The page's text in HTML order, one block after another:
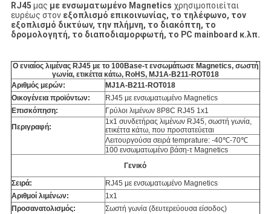
RJ45 μας με ενσωματωμένο Magnetics χρησιμοποιείται
ευρέως στον εξοπλισμό επικοινωνίας, το τηλέφωνο, τον
εξοπλισμό δικτύων, την πλήμνη, το διακόπτη, το
δρομολογητή, το διαποδιαμορφωτή, το PC mainboard κ.λπ.
Ο ενιαίος λιμένας RJ45 με το 100Base-τ ενσωμάτωσε Magnetics, σωστή
γωνία, ετικέττα κάτω, RoHS, MJ1A-B211-ROT018
Αριθμός μερών:
MJ1A-B211-ROT018
Οικογένεια προϊόντων:
RJ45 με ενσωματωμένο Magnetics
Επισκόπηση:
Γρύλοι λιμένων 8P8C RJ45 1x1
Περιγραφή:
1x1 συνδετήρας λιμένων RJ45, σωστή γωνία,
ετικέττα κάτω, που προστατεύεται
Λειτουργούσα σειρά temprature: -40℃-70℃
100 ενσωματωμένο βάση-τ Magnetics
Γενικό
Σειρά:
RJ45 με ενσωματωμένο Magnetics
Αριθμοί λιμένων:
1x1
Προσανατολισμός:
Σωστή γωνία (δευτερεύουσα είσοδος)